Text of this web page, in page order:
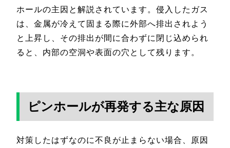
ホールの主因と解説されています。侵入したガス
は、金属が冷えて固まる際に外部へ排出されよう
と上昇し、その排出が間に合わずに閉じ込められ
ると、内部の空洞や表面の穴として残ります。
ピンホールが再発する主な原因
対策したはずなのに不良が止まらない場合、原因